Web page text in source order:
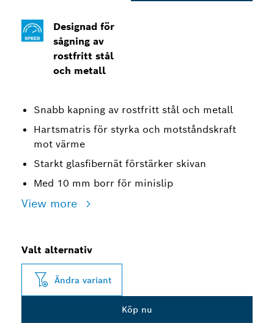
Designad för
sågning av
rostfritt stål
och metall
Snabb kapning av rostfritt stål och metall
Hartsmatris för styrka och motståndskraft
mot värme
Starkt glasfibernät förstärker skivan
Med 10 mm borr för minislip
View more
Valt alternativ
Ändra variant
Köp nu